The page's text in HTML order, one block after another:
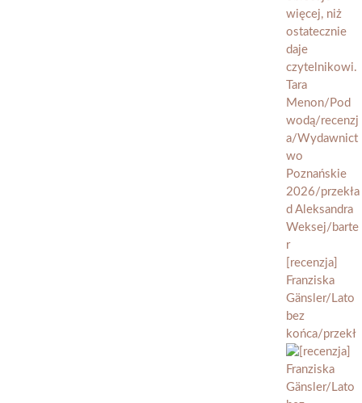
[recenzja]
Franziska
Gänsler/Lato
bez
końca/przekł